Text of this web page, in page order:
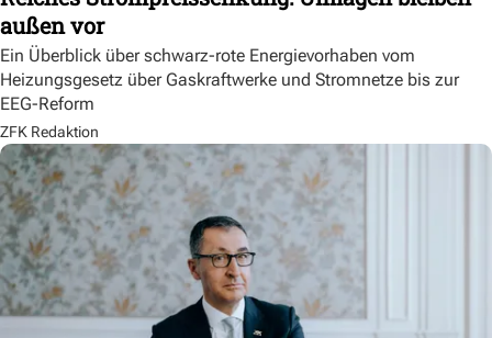
außen vor
Ein Überblick über schwarz-rote Energievorhaben vom
Heizungsgesetz über Gaskraftwerke und Stromnetze bis zur
EEG-Reform
ZFK Redaktion